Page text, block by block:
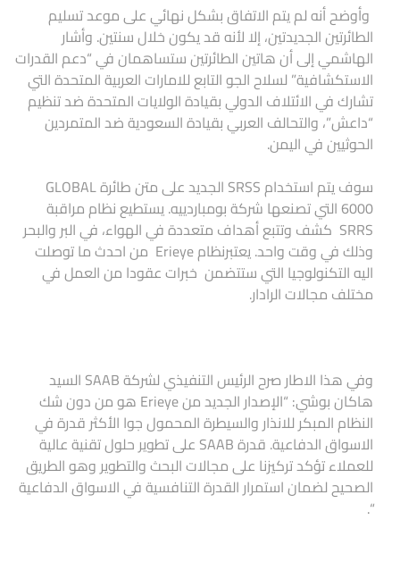
وأوضح أنه لم يتم الاتفاق بشكل نهائي على موعد تسليم
الطائرتين الجديدتين، إلا لأنه قد يكون خلال سنتين. وأشار
الهاشمي إلى أن هاتين الطائرتين ستساهمان في “دعم القدرات
الاستكشافية” لسلاح الجو التابع للامارات العربية المتحدة التي
تشارك في الائتلاف الدولي بقيادة الولايات المتحدة ضد تنظيم
“داعش”، والتحالف العربي بقيادة السعودية ضد المتمردين
الحوثيين في اليمن.
سوف يتم استخدام SRSS الجديد على متن طائرة GLOBAL
6000 التي تصنعها شركة بومباردييه. يستطيع نظام مراقبة
SRRS كشف وتتبع أهداف متعددة في الهواء، في البر والبحر
وذلك في وقت واحد. يعتبرنظام Erieye من احدث ما توصلت
اليه التكنولوجيا التي ستتضمن خبرات عقودا من العمل في
مختلف مجالات الرادار.
وفي هذا الاطار صرح الرئيس التنفيذي لشركة SAAB السيد
هاكان بوشي: “الإصدار الجديد من Erieye هو من دون شك
النظام المبكر للانذار والسيطرة المحمول جوا الأكثر قدرة في
الاسواق الدفاعية. قدرة SAAB على تطوير حلول تقنية عالية
للعملاء تؤكد تركيزنا على مجالات البحث والتطوير وهو الطريق
الصحيح لضمان استمرار القدرة التنافسية في الاسواق الدفاعية
“.